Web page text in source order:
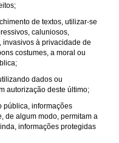
de textos, utilizar-se
caluniosos,
invasivos à privacidade de
costumes, a moral ou
dados ou
autorização deste último;
pública, informações
de algum modo, permitam a
informações protegidas